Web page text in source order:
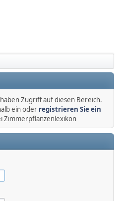
Zugriff auf diesen Bereich.
ein oder registrieren Sie ein
Zimmerpflanzenlexikon